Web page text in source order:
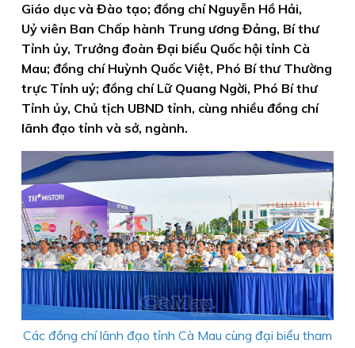
Giáo dục và Đào tạo; đồng chí Nguyễn Hồ Hải,
Uỷ viên Ban Chấp hành Trung ương Đảng, Bí thư
Tỉnh ủy, Trưởng đoàn Đại biểu Quốc hội tỉnh Cà
Mau; đồng chí Huỳnh Quốc Việt, Phó Bí thư Thường
trực Tỉnh uỷ; đồng chí Lữ Quang Ngời, Phó Bí thư
Tỉnh ủy, Chủ tịch UBND tỉnh, cùng nhiều đồng chí
lãnh đạo tỉnh và sở, ngành.
Các đồng chí lãnh đạo tỉnh Cà Mau cùng đại biểu tham